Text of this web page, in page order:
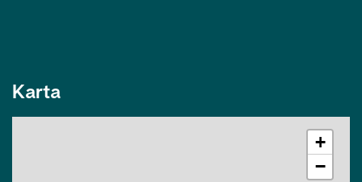
Karta
+
−